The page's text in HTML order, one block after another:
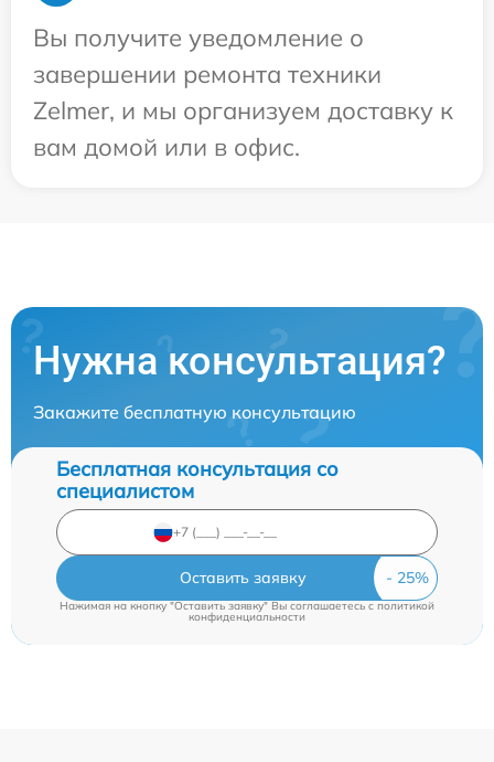
Вы получите уведомление о
завершении ремонта техники
Zelmer, и мы организуем доставку к
вам домой или в офис.
Нужна консультация?
Закажите бесплатную консультацию
Бесплатная консультация со
специалистом
Оставить заявку
Нажимая на кнопку "Оставить заявку" Вы соглашаетесь cполитикой
конфиденциальности